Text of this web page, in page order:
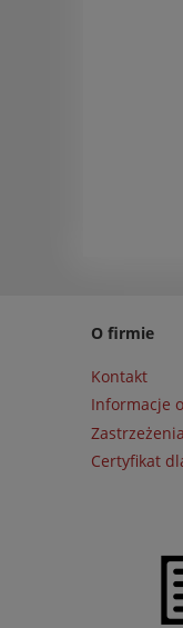
O firmie
Kontakt
Informacje
Certyfikat